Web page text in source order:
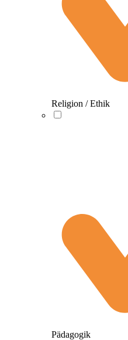
Religion / Ethik
Pädagogik